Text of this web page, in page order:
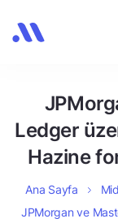
Ledger
Hazine
Ana Sayfa
JPMorgan ve